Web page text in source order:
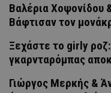
Βαλέρια Χοψονίδου
Βάφτισαν τον
Ξεχάστε το girly
γκαρνταρόμπας
Γιώργος Μερκής &